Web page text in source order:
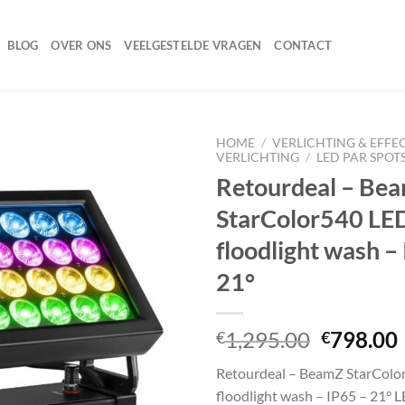
BLOG OVER ONS VEELGESTELDE VRAGEN CONTACT
wenslijst
HOME / VERLICHTING &
VERLICHTING / LED PAR
Retourdeal –
StarColor540
floodlight wash –
21°
€1,295.00
was:
€798.00
Retourdeal – BeamZ
floodlight wash – IP65 – 21°